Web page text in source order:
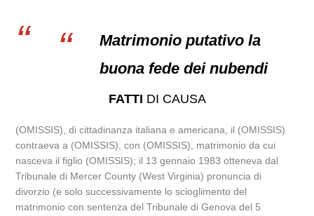
Matrimonio putativo la
buona fede dei nubendi
FATTI DI CAUSA
(OMISSIS), di cittadinanza italiana e americana, il (OMISSIS)
contraeva a (OMISSIS), con (OMISSIS), matrimonio da cui
nasceva il figlio (OMISSIS); il 13 gennaio 1983 otteneva dal
Tribunale di Mercer County (West Virginia) pronuncia di
divorzio (e solo successivamente lo scioglimento del
matrimonio con sentenza del Tribunale di Genova del 5